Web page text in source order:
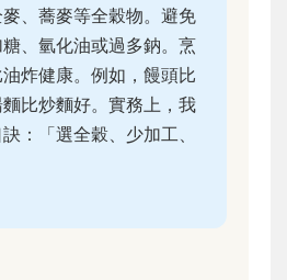
、蕎麥等全穀物。避免
、氫化油或過多鈉。烹
炸健康。例如，饅頭比
比炒麵好。實務上，我
：「選全穀、少加工、